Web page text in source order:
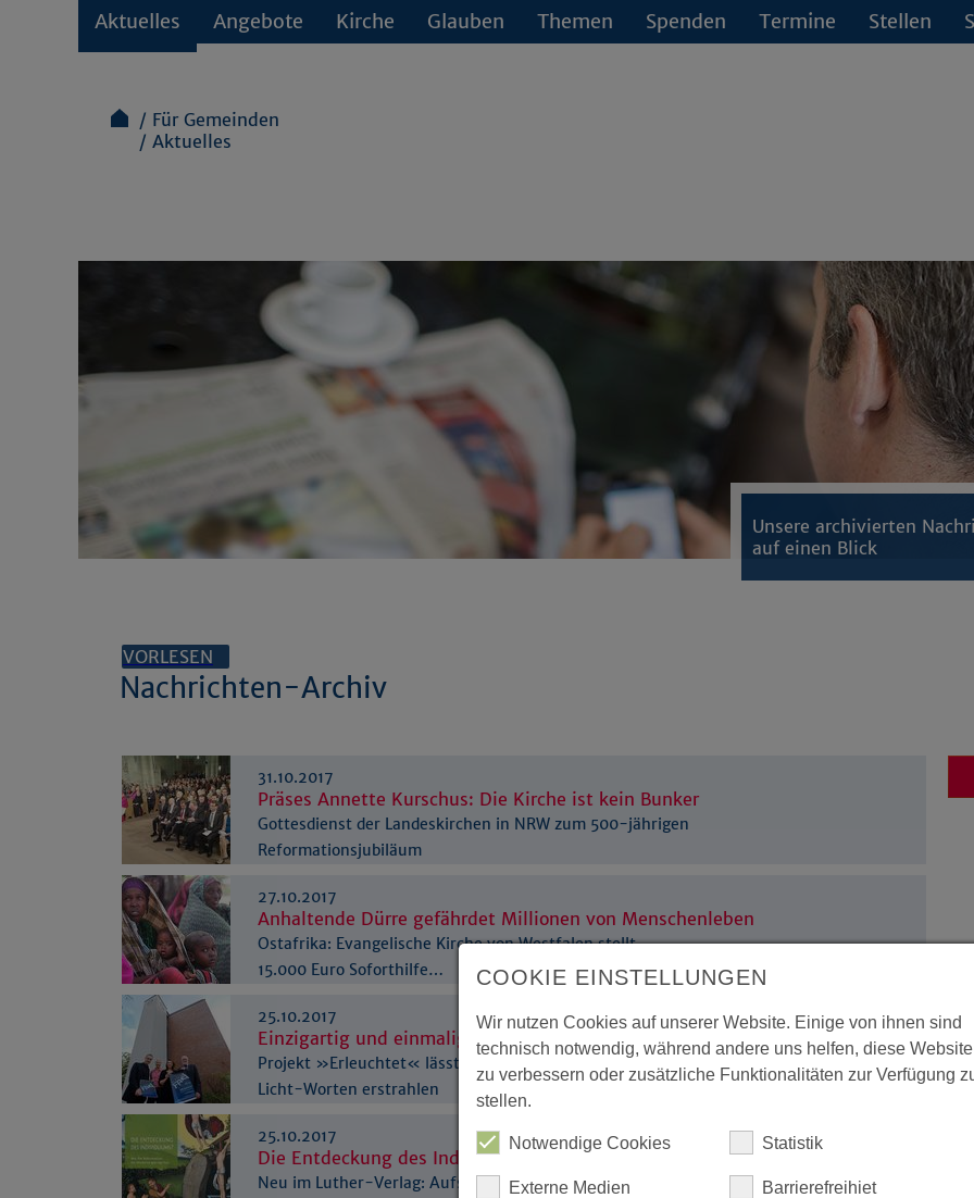
Aktuelles Angebote Kirche Glauben Themen Spenden Termine Stellen
Für Gemeinden
Aktuelles
Unsere archivierten
auf einen Blick
VORLESEN
Nachrichten-Archiv
31.10.2017
Präses Annette Kurschus: Die Kirche ist kein Bunker
Gottesdienst der Landeskirchen in NRW zum 500-jährigen
Reformationsjubiläum
27.10.2017
Anhaltende Dürre gefährdet Millionen von Menschenleben
Ostafrika: Evangelische Kirche von Westfalen stellt
15.000 Euro Soforthilfe…
25.10.2017
Einzigartig und einmalig
Projekt »Erleuchtet« lässt Kirchen im Westen mit
Licht-Worten erstrahlen
25.10.2017
Die Entdeckung des Individuums?
Neu im Luther-Verlag: Aufsätze zu
COOKIE EINSTELLUNGEN
Wir nutzen Cookies auf unserer Website. Einige von ihnen sind
technisch notwendig, während andere uns helfen, diese Website
zu verbessern oder zusätzliche Funktionalitäten zur Verfügung
stellen.
Notwendige Cookies Statistik
Externe Medien Barrierefreihiet